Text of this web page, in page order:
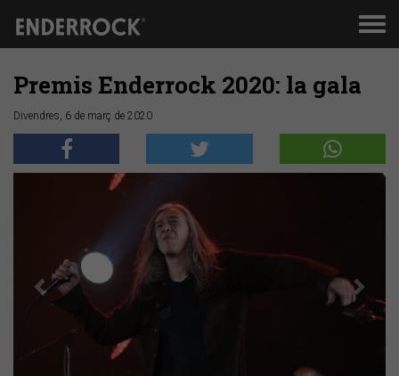
Premis Enderrock 2020: la gala
Divendres, 6 de març de 2020
Anterior